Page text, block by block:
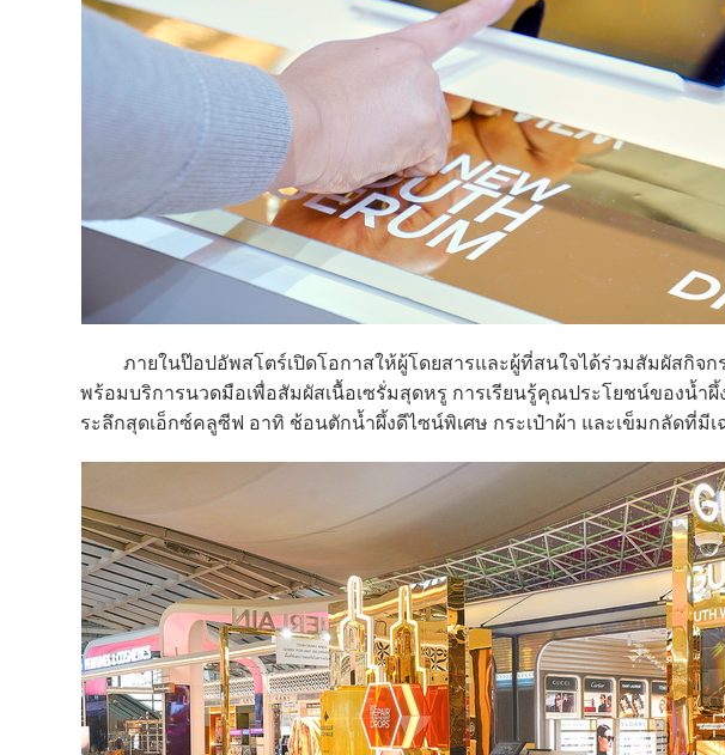
ภายในป๊อปอัพสโตร์เปิดโอกาสให้ผู้โดยสารและผู้ที่สนใจได้ร่วมสัมผัสกิจ
พร้อมบริการนวดมือเพื่อสัมผัสเนื้อเซรั่มสุดหรู การเรียนรู้คุณประโยชน์ของน้ำ
ระลึกสุดเอ็กซ์คลูซีฟ อาทิ ช้อนตักน้ำผึ้งดีไซน์พิเศษ กระเป๋าผ้า และเข็มกลัดที่มีเ